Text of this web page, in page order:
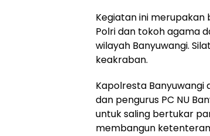
Kegiatan ini
Polri dan tokoh agama
wilayah Banyuwangi.
keakraban.
Kapolresta Banyuwangi
dan pengurus PC NU
untuk saling bertukar
membangun